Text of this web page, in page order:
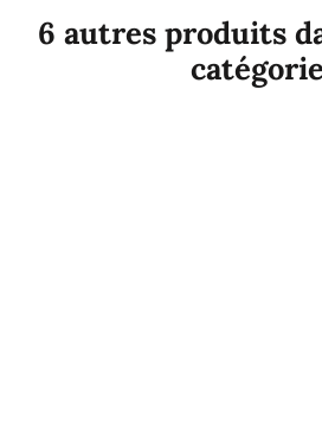
6 autres produits